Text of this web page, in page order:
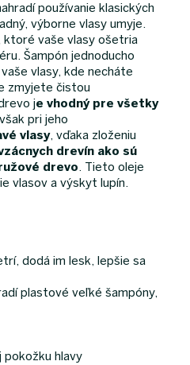
používanie klasických
výborne vlasy umyje.
ktoré vaše vlasy ošetria
Šampón jednoducho
vlasy, kde necháte
zmyjete čistou
je vhodný pre všetky
pri jeho
vlasy, vďaka zloženiu
drevín ako sú
drevo. Tieto oleje
vlasov a výskyt lupín.
dodá im lesk, lepšie sa
plastové veľké šampóny,
pokožku hlavy